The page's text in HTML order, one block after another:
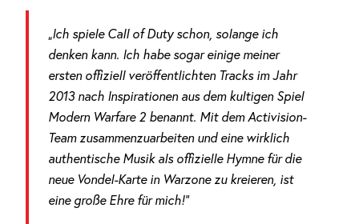
„Ich spiele Call of Duty schon, solange ich
denken kann. Ich habe sogar einige meiner
ersten offiziell veröffentlichten Tracks im Jahr
2013 nach Inspirationen aus dem kultigen Spiel
Modern Warfare 2 benannt. Mit dem Activision-
Team zusammenzuarbeiten und eine wirklich
authentische Musik als offizielle Hymne für die
neue Vondel-Karte in Warzone zu kreieren, ist
eine große Ehre für mich!“